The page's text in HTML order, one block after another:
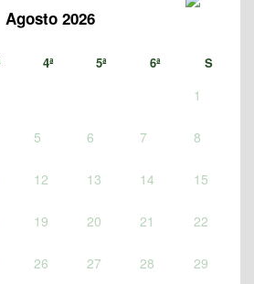
Agosto 2026
4ª 5ª 6ª S
1
5 6 7 8
12 13 14 15
19 20 21 22
26 27 28 29